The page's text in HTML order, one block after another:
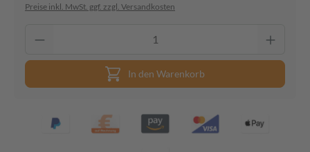
Preise inkl. MwSt. ggf. zzgl. Versandkosten
In den Warenkorb